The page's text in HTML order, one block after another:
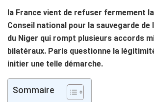
la France vient de refuser fermement
Conseil national pour la sauvegarde de
du Niger qui rompt plusieurs accords
bilatéraux. Paris questionne la
initier une telle démarche.
Sommaire